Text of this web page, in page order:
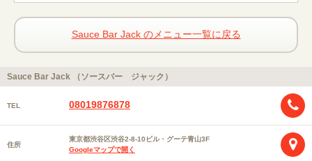
Sauce Bar Jack のメニュー一覧に戻る
Sauce Bar Jack （ソースバー ジャック）
TEL 08019876878
住所
東京都渋谷区渋谷2-8-10ビル・グーテ青山3F
Googleマップで開く